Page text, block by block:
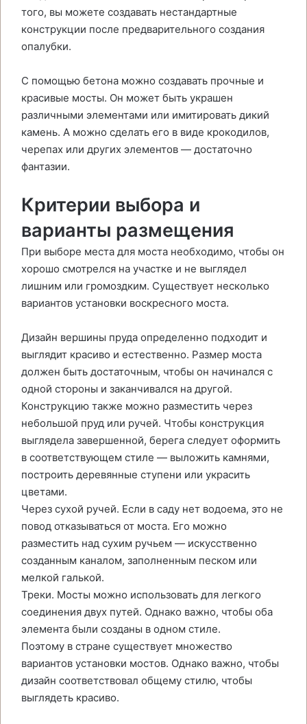
того, вы можете создавать нестандартные
конструкции после предварительного создания
опалубки.
С помощью бетона можно создавать прочные и
красивые мосты. Он может быть украшен
различными элементами или имитировать дикий
камень. А можно сделать его в виде крокодилов,
черепах или других элементов — достаточно
фантазии.
Критерии выбора и
варианты размещения
При выборе места для моста необходимо, чтобы он
хорошо смотрелся на участке и не выглядел
лишним или громоздким. Существует несколько
вариантов установки воскресного моста.
Дизайн вершины пруда определенно подходит и
выглядит красиво и естественно. Размер моста
должен быть достаточным, чтобы он начинался с
одной стороны и заканчивался на другой.
Конструкцию также можно разместить через
небольшой пруд или ручей. Чтобы конструкция
выглядела завершенной, берега следует оформить
в соответствующем стиле — выложить камнями,
построить деревянные ступени или украсить
цветами.
Через сухой ручей. Если в саду нет водоема, это не
повод отказываться от моста. Его можно
разместить над сухим ручьем — искусственно
созданным каналом, заполненным песком или
мелкой галькой.
Треки. Мосты можно использовать для легкого
соединения двух путей. Однако важно, чтобы оба
элемента были созданы в одном стиле.
Поэтому в стране существует множество
вариантов установки мостов. Однако важно, чтобы
дизайн соответствовал общему стилю, чтобы
выглядеть красиво.